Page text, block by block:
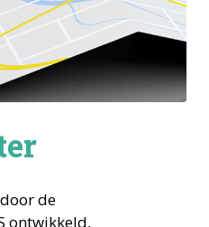
de
ontwikkeld,